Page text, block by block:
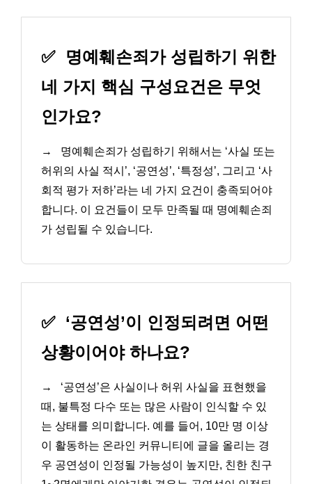
✅
명예훼손죄가 성립하기 위한
네 가지 핵심 구성요건은 무엇
인가요?
→
명예훼손죄가 성립하기 위해서는 ‘사실 또는
허위의 사실 적시’, ‘공연성’, ‘특정성’, 그리고 ‘사
회적 평가 저하’라는 네 가지 요건이 충족되어야
합니다. 이 요건들이 모두 만족될 때 명예훼손죄
가 성립될 수 있습니다.
✅ ‘공연성’이 인정되려면 어떤
상황이어야 하나요?
→
‘공연성’은 사실이나 허위 사실을 표현했을
때, 불특정 다수 또는 많은 사람이 인식할 수 있
는 상태를 의미합니다. 예를 들어, 10만 명 이상
이 활동하는 온라인 커뮤니티에 글을 올리는 경
우 공연성이 인정될 가능성이 높지만, 친한 친구